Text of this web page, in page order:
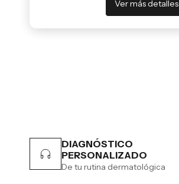
Ver más detalles
DIAGNÓSTICO
PERSONALIZADO
De tu rutina dermatológica